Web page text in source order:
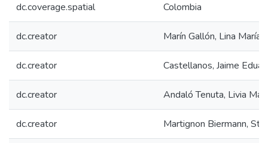
dc.coverage.spatial Colombia
dc.creator Marín Gallón, Lina María
dc.creator Castellanos, Jaime
dc.creator Andaló Tenuta, Livia
dc.creator Martignon Biermann,